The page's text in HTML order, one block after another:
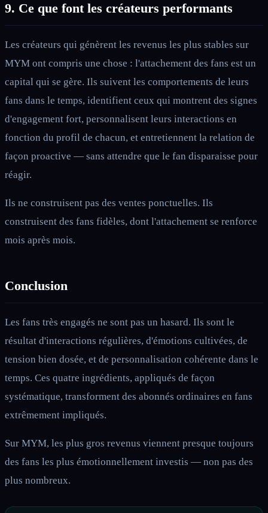
9. Ce que font les créateurs performants
Les créateurs qui génèrent les revenus les plus stables sur
MYM ont compris une chose : l'attachement des fans est un
capital qui se gère. Ils suivent les comportements de leurs
fans dans le temps, identifient ceux qui montrent des signes
d'engagement fort, personnalisent leurs interactions en
fonction du profil de chacun, et entretiennent la relation de
façon proactive — sans attendre que le fan disparaisse pour
réagir.
Ils ne construisent pas des ventes ponctuelles. Ils
construisent des fans fidèles, dont l'attachement se renforce
mois après mois.
Conclusion
Les fans très engagés ne sont pas un hasard. Ils sont le
résultat d'interactions régulières, d'émotions cultivées, de
tension bien dosée, et de personnalisation cohérente dans le
temps. Ces quatre ingrédients, appliqués de façon
systématique, transforment des abonnés ordinaires en fans
extrêmement impliqués.
Sur MYM, les plus gros revenus viennent presque toujours
des fans les plus émotionnellement investis — non pas des
plus nombreux.